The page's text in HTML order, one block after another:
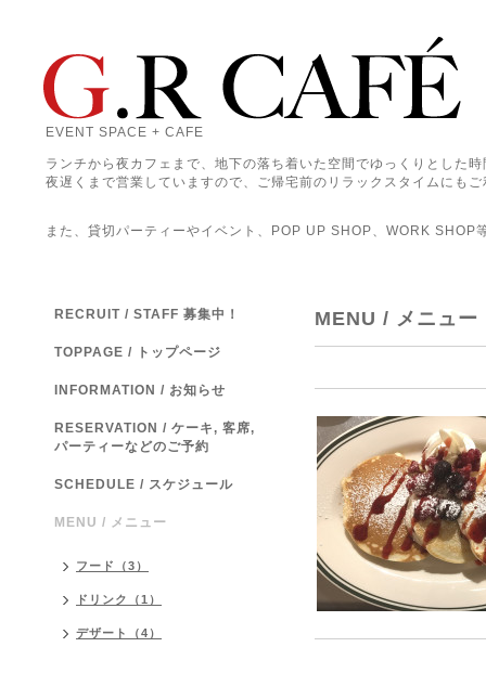
EVENT SPACE + CAFE
ランチから夜カフェまで、地下の落ち着いた空間でゆっくりとした
夜遅くまで営業していますので、ご帰宅前のリラックスタイムにも
また、貸切パーティーやイベント、POP UP SHOP、WORK SHOP
MENU / メニュー
RECRUIT / STAFF 募集中！
TOPPAGE / トップページ
INFORMATION / お知らせ
RESERVATION / ケーキ, 客席,
パーティーなどのご予約
SCHEDULE / スケジュール
MENU / メニュー
フード（3）
ドリンク（1）
デザート（4）